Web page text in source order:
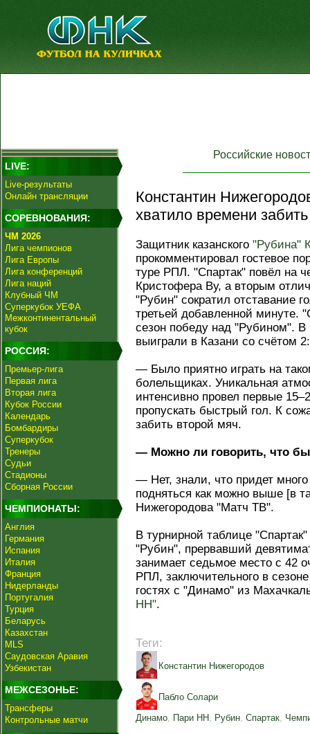
LIVE:
Live-результаты
Онлайн трансляции
СОРЕВНОВАНИЯ:
ЧМ 2026
Лига чемпионов
Лига Европы
Лига конференций
Лига наций
Клубный ЧМ
Суперкубок УЕФА
Межконтинентальный
кубок
РОССИЯ:
Премьер-лига
Первая лига
Вторая лига
Кубок России
Календарь
Бомбардиры
Суперкубок
Тренеры
Судьи
Стадионы
Сборная России
ЧЕМПИОНАТЫ:
Англия
Германия
Испания
Италия
Франция
Нидерланды
Португалия
Турция
Беларусь
Казахстан
MLS
Саудовская Аравия
Узбекистан
МЕЖСЕЗОНЬЕ:
Трансферы
Контрольные матчи
Российские
Константин
хватило времени
Защитник казанского "Рубина"
прокомментировал гостевое
туре РПЛ. "Спартак" повёл на
Кристофера Ву, а вторым
"Рубин" сократил отставание
третьей добавленной минуте.
сезон победу над "Рубином". В
выиграли в Казани со счётом
— Было приятно играть на
болельщиках. Уникальная
интенсивно провел первые
пропускать быстрый гол. К
забить второй мяч.
— Можно ли говорить, что
— Нет, знали, что придет
подняться как можно выше [в
Нижегородова "Матч ТВ".
В турнирной таблице
"Рубин", прервавший
занимает седьмое место с 42
РПЛ, заключительного в
гостях с "Динамо" из
НН".
Теги:
Константин Нижегородов
Пабло Солари
Динамо, Пари НН , Рубин, Спартак,